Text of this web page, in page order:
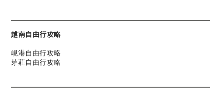
越南自由行攻略
峴港自由行攻略
芽莊自由行攻略